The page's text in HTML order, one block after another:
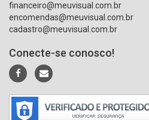
financeiro@meuvisual.com.br
encomendas@meuvisual.com.br
cadastro@meuvisual.com.br
Conecte-se conosco!